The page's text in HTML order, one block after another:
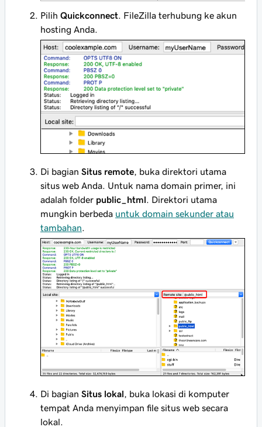
Pilih Quickconnect . FileZilla terhubung ke akun
hosting Anda.
Di bagian Situs remote , buka direktori utama
situs web Anda. Untuk nama domain primer, ini
adalah folder public_html . Direktori utama
mungkin berbeda untuk domain sekunder atau
tambahan
Di bagian Situs lokal , buka lokasi di komputer
tempat Anda menyimpan file situs web secara
lokal.